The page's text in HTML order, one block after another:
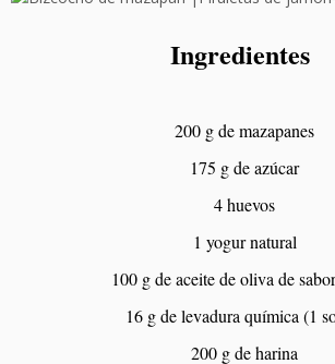
Ingredientes
200 g de mazapanes
175 g de azúcar
4 huevos
1 yogur natural
100 g de aceite de oliva de
16 g de levadura química (1
200 g de harina